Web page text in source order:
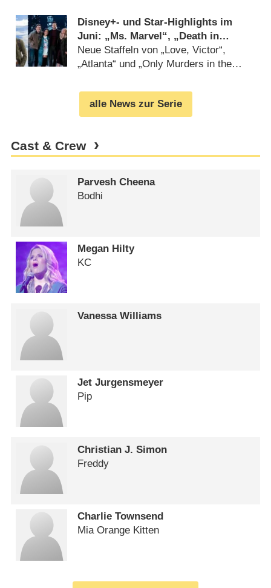
Disney+- und Star-Highlights im
Juni: „Ms. Marvel“, „Death in
Paradise“ und „How I Met Your
Father“
Neue Staffeln von „Love, Victor“,
„Atlanta“ und „Only Murders in the
alle News zur Serie
Cast & Crew
Parvesh Cheena
Bodhi
Megan Hilty
KC
Vanessa Williams
Jet Jurgensmeyer
Pip
Christian J. Simon
Freddy
Charlie Townsend
Mia Orange Kitten